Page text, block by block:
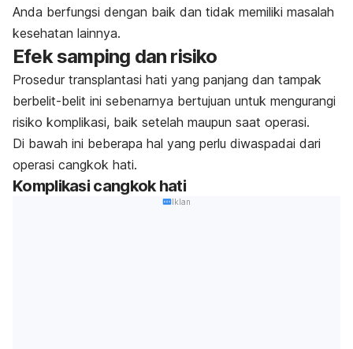
Anda berfungsi dengan baik dan tidak memiliki masalah
kesehatan lainnya.
Efek samping dan risiko
Prosedur transplantasi hati yang panjang dan tampak
berbelit-belit ini sebenarnya bertujuan untuk mengurangi
risiko komplikasi, baik setelah maupun saat operasi.
Di bawah ini beberapa hal yang perlu diwaspadai dari
operasi cangkok hati.
Komplikasi cangkok hati
Iklan